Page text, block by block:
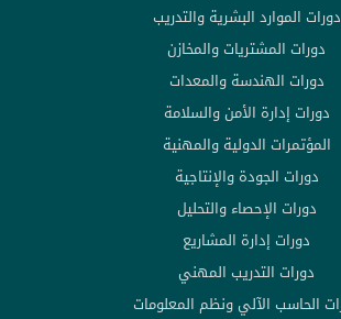
دورات الموارد البشرية والتدريب
دورات المشتريات والمخازن
دورات الهندسة والمعدات
دورات إدارة الأمن والسلامة
المؤتمرات الدولية والمهنية
دورات الجودة والإنتاجية
دورات الإحصاء والتحليل
دورات إدارة المشاريع
دورات التدريب المهني
الحاسب الآلي ونظم المعلومات